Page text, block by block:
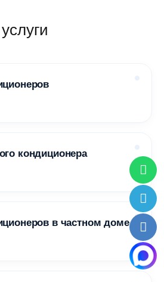
кондиционера
в частном доме